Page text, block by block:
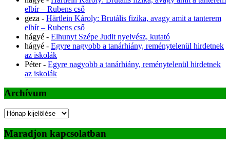
elbír – Rubens cső
geza - Härtlein Károly: Brutális fizika, avagy amit a tanterem
elbír – Rubens cső
hágyé - Elhunyt Szépe Judit nyelvész, kutató
hágyé - Egyre nagyobb a tanárhiány, reménytelenül hirdetnek
az iskolák
Péter- Egyre nagyobb a tanárhiány, reménytelenül hirdetnek
az iskolák
Archívum
Archívum
Maradjon kapcsolatban